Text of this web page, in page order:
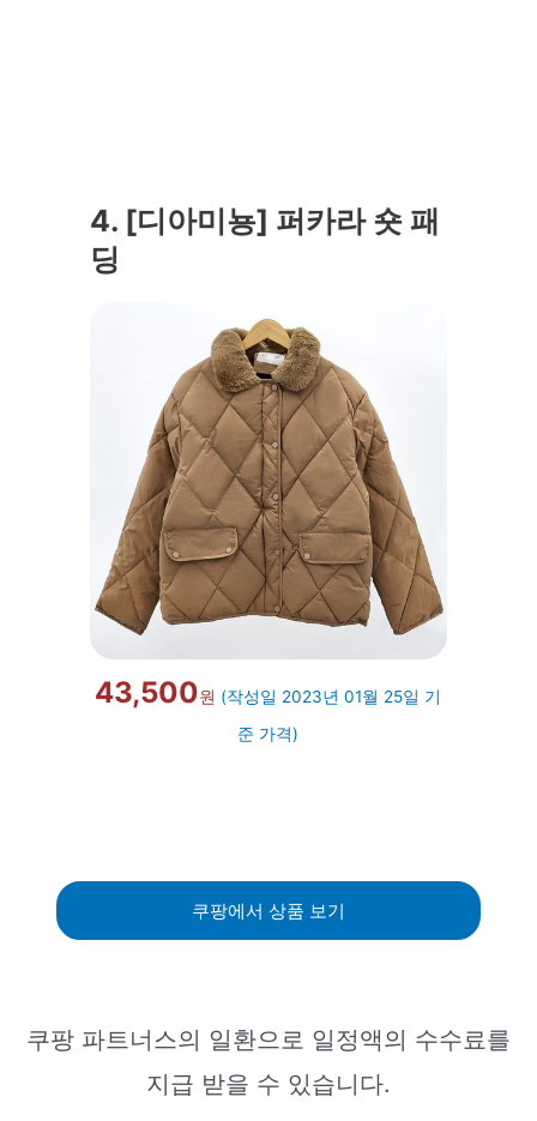
4. [디아미뇽] 퍼카라 숏 패
딩
43,500원 (작성일 2023년 01월 25일 기
준 가격)
쿠팡에서 상품 보기
쿠팡 파트너스의 일환으로 일정액의 수수료를
지급 받을 수 있습니다.